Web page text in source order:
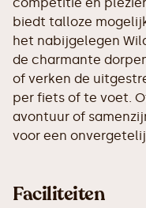
biedt talloze
het nabijgelegen
de charmante
of verken de
per fiets of te voet.
avontuur of
voor een
Faciliteiten